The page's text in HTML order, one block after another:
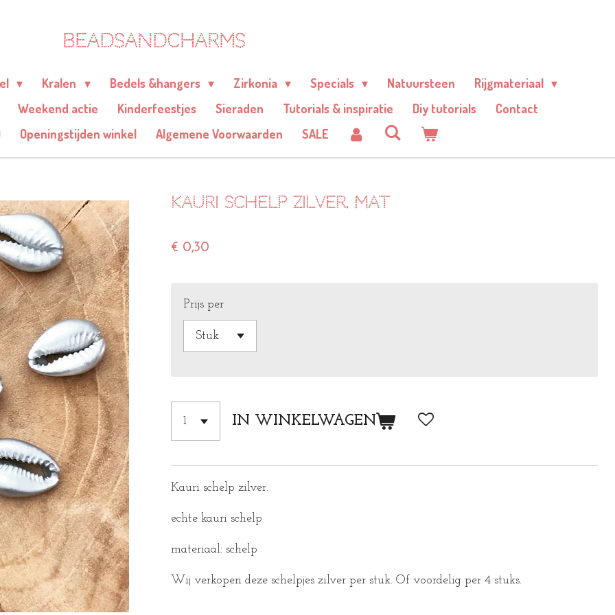
BEADSANDCHARMS
Kralen Bedels &hangers Zirkonia Specials Natuursteen
Rijgmateriaal
Weekend actie Kinderfeestjes Sieraden Tutorials & inspiratie Diy tutorials
Contact
Openingstijden winkel Algemene Voorwaarden SALE
Kauri schelp zilver. Mat
€ 0,30
Prijs per
IN WINKELWAGEN
Kauri schelp zilver.
echte kauri schelp
materiaal: schelp
Wij verkopen deze schelpjes zilver per stuk. Of voordelig per 4 stuks.